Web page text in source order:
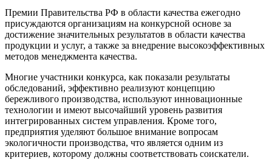
Премии Правительства РФ в области качества ежегодно
присуждаются организациям на конкурсной основе за
достижение значительных результатов в области качества
продукции и услуг, а также за внедрение высокоэффективных
методов менеджмента качества.
Многие участники конкурса, как показали результаты
обследований, эффективно реализуют концепцию
бережливого производства, используют инновационные
технологии и имеют высочайший уровень развития
интегрированных систем управления. Кроме того,
предприятия уделяют большое внимание вопросам
экологичности производства, что является одним из
критериев, которому должны соответствовать соискатели.